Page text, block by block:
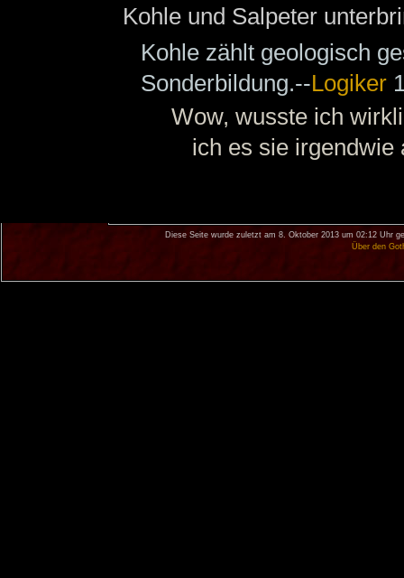
Kohle und Salpeter
Kohle zählt geologisch
Sonderbildung.--Logiker
Wow, wusste ich
ich es sie irgendwie
Diese Seite wurde zuletzt am 8. Oktober 2013 um 02:12 Uhr
Über den